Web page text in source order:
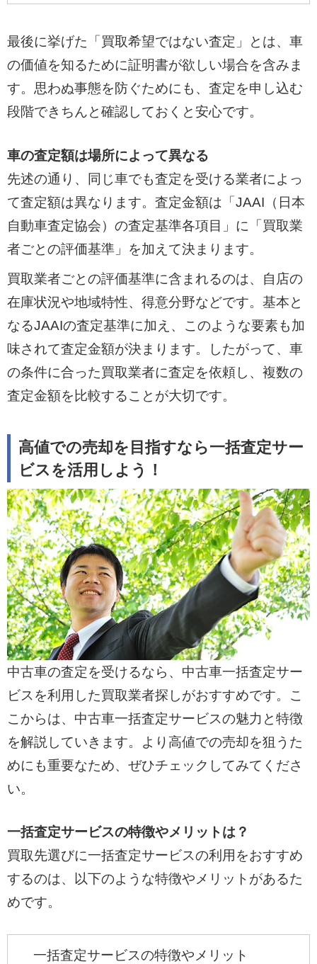
最後に挙げた「買取希望ではない査定」とは、車
の価値を知るために証明書が欲しい場合を含みま
す。思わぬ事態を防ぐためにも、査定を申し込む
段階できちんと確認しておくと安心です。
車の査定額は場所によって異なる
先述の通り、同じ車でも査定を受ける業者によっ
て査定額は異なります。査定金額は「JAAI（日本
自動車査定協会）の査定基準各項目」に「買取業
者ごとの評価基準」を加えて決まります。
買取業者ごとの評価基準に含まれるのは、自店の
在庫状況や地域特性、得意分野などです。基本と
なるJAAIの査定基準に加え、このような要素も加
味されて査定金額が決まります。したがって、車
の条件に合った買取業者に査定を依頼し、複数の
査定金額を比較することが大切です。
高値での売却を目指すなら一括査定サー
ビスを活用しよう！
中古車の査定を受けるなら、中古車一括査定サー
ビスを利用した買取業者探しがおすすめです。こ
こからは、中古車一括査定サービスの魅力と特徴
を解説していきます。より高値での売却を狙うた
めにも重要なため、ぜひチェックしてみてくださ
い。
一括査定サービスの特徴やメリットは？
買取先選びに一括査定サービスの利用をおすすめ
するのは、以下のような特徴やメリットがあるた
めです。
一括査定サービスの特徴やメリット